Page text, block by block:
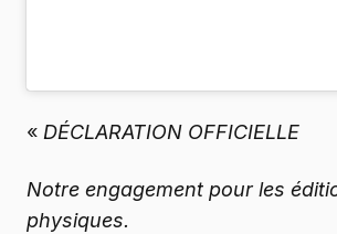
« DÉCLARATION OFFICIELLE
Notre engagement pour les
physiques.